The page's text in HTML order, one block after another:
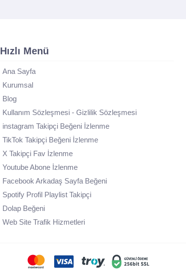
Hızlı Menü
Ana Sayfa
Kurumsal
Blog
Kullanım Sözleşmesi - Gizlilik Sözleşmesi
instagram Takipçi Beğeni İzlenme
TikTok Takipçi Beğeni İzlenme
X Takipçi Fav İzlenme
Youtube Abone İzlenme
Facebook Arkadaş Sayfa Beğeni
Spotify Profil Playlist Takipçi
Dolap Beğeni
Web Site Trafik Hizmetleri